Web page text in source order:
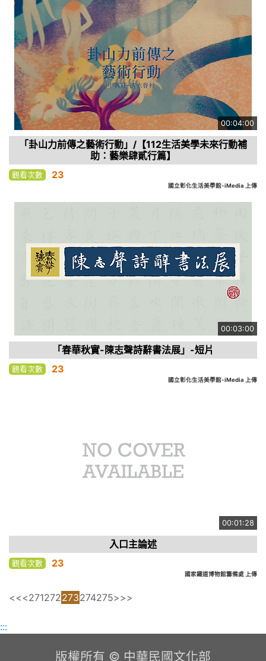
00:04:00
「卦山力前傳之藝術行動」/【112生活美學未來行動補
助：藝樂肆貳行篇】
觀看次數 23
國立彰化生活美學館-iMedia 上傳
00:03:00
「春華秋實-陳志聲詩辭書法展」-短片
觀看次數 23
國立彰化生活美學館-iMedia 上傳
00:01:28
入口主論述
觀看次數 23
國家鐵道博物館籌備處 上傳
<<<271272273274275>>>
:::
版權所有 © 中華民國文化部